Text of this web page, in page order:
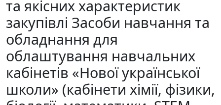
та якісних характеристик
закупівлі Засоби навчання та
обладнання для
облаштування навчальних
кабінетів «Нової української
школи» (кабінети хімії, фізики,